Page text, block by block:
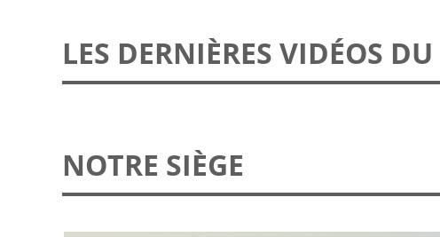
LES DERNIÈRES VIDÉOS DU
NOTRE SIÈGE